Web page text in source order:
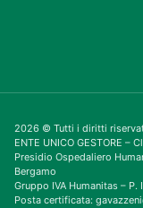
2026 © Tutti i diritti
ENTE UNICO GESTORE –
Presidio Ospedaliero
Bergamo
Gruppo IVA Humanitas –
Posta certificata: